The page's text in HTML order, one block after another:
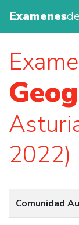
Examenesde
2022)
Comunidad